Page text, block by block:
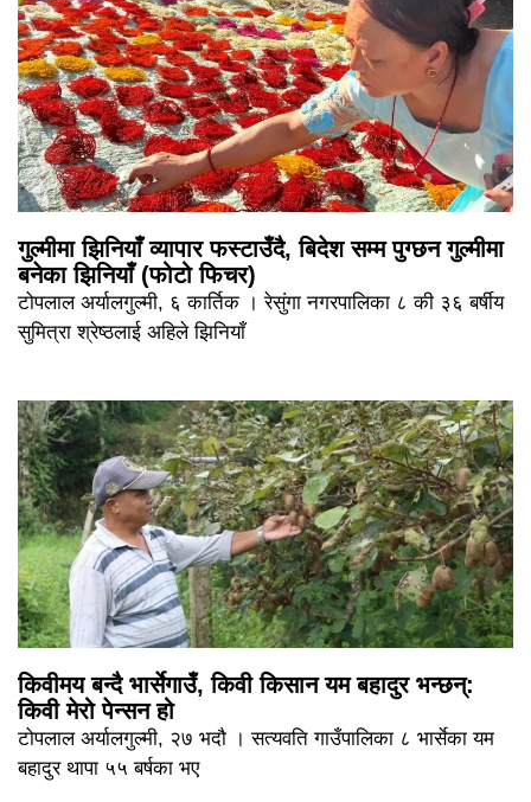
गुल्मीमा झिनियाँ व्यापार फस्टाउँदै, बिदेश सम्म पुग्छन गुल्मीमा
बनेका झिनियाँ (फोटो फिचर)
टोपलाल अर्यालगुल्मी, ६ कार्तिक । रेसुंगा नगरपालिका ८ की ३६ बर्षीय
सुमित्रा श्रेष्ठलाई अहिले झिनियाँ
किवीमय बन्दै भार्सेगाउँ, किवी किसान यम बहादुर भन्छन्:
किवी मेरो पेन्सन हो
टोपलाल अर्यालगुल्मी, २७ भदौ । सत्यवति गाउँपालिका ८ भार्सेका यम
बहादुर थापा ५५ बर्षका भए